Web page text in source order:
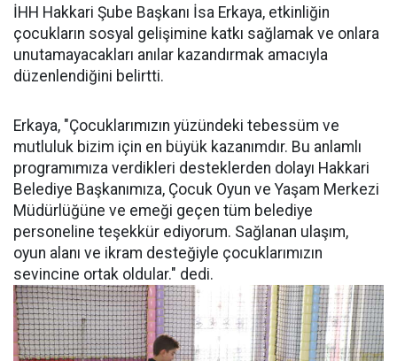
İHH Hakkari Şube Başkanı İsa Erkaya, etkinliğin
çocukların sosyal gelişimine katkı sağlamak ve onlara
unutamayacakları anılar kazandırmak amacıyla
düzenlendiğini belirtti.
Erkaya, "Çocuklarımızın yüzündeki tebessüm ve
mutluluk bizim için en büyük kazanımdır. Bu anlamlı
programımıza verdikleri desteklerden dolayı Hakkari
Belediye Başkanımıza, Çocuk Oyun ve Yaşam Merkezi
Müdürlüğüne ve emeği geçen tüm belediye
personeline teşekkür ediyorum. Sağlanan ulaşım,
oyun alanı ve ikram desteğiyle çocuklarımızın
sevincine ortak oldular." dedi.